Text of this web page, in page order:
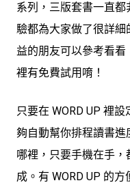
系列，三版套書一直都
驗都為大家做了很詳
益的朋友可以參考看看
裡有免費試用唷！
只要在 WORD UP 裡
夠自動幫你排程讀書
哪裡，只要手機在手
成。有 WORD UP 的